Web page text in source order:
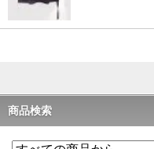
商品検索